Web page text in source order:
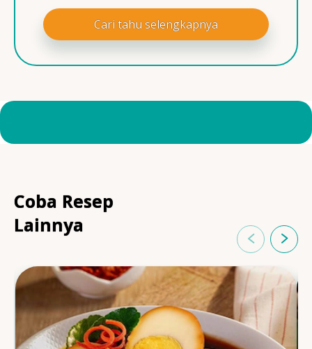
Cari tahu selengkapnya
Coba Resep
Lainnya